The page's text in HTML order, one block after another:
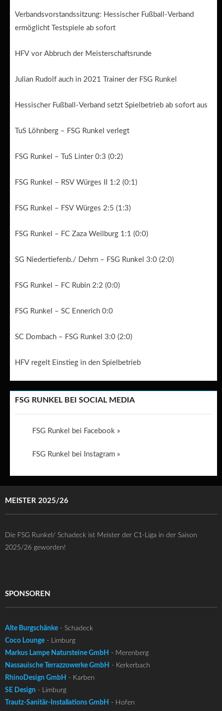
Verbandsvorstandssitzung: Hessischer Fußball-Verband
ermöglicht Testspiele ab sofort
HFV vor Abbruch der Meisterschaftsrunde
Julian Rudolf auch in 2021 Trainer der FSG Runkel
Hessischer Fußball-Verband setzt Spielbetrieb ab sofort aus
TuS Löhnberg – FSG Runkel verlegt
FSG Runkel – TuS Linter 0:3 (0:2)
FSG Runkel – RSV Würges II 1:2 (0:1)
FSG Runkel – FSV Würges 2:5 (1:3)
FSG Runkel – FC Zaza Weilburg 1:1 (0:0)
SG Niedertiefenb./ Dehrn – FSG Runkel 3:0 (2:0)
FSG Runkel – FC Rubin 2:2 (0:0)
FSG Runkel – SC Ennerich 0:0
SC Dombach – FSG Runkel 3:0 (2:0)
HFV regelt Einstieg in den Spielbetrieb
FSG RUNKEL BEI SOCIAL MEDIA
FSG Runkel bei Facebook »
FSG Runkel bei Instagram »
MEISTER 2025/26
Die FSG Runkel/ Schadeck ist Meister der C1-Liga in der Saison
2025/26 geworden!
SPONSOREN
Alte Burgschänke - Schadeck
Coco Lounge - Limburg
Markus Lampe Natursteine GmbH - Merenberg
Nassauische Terrazzowerke GmbH - Kerkerbach
RhinoDesign GmbH - Karben
SE Design - Limburg
Trautz-Sanitär-Installations GmbH - Hofen